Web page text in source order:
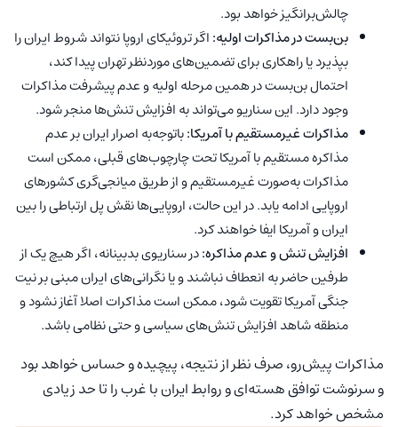
چالش‌برانگیز خواهد بود.
بن‌بست در مذاکرات اولیه:اگر تروئیکای اروپا نتواند شروط ایران را
بپذیرد یا راهکاری برای تضمین‌های موردنظر تهران پیدا کند،
احتمال بن‌بست در همین مرحله اولیه و عدم پیشرفت مذاکرات
وجود دارد. این سناریو می‌تواند به افزایش تنش‌ها منجر شود.
مذاکرات غیرمستقیم با آمریکا:باتوجه‌به اصرار ایران بر عدم
مذاکره مستقیم با آمریکا تحت چارچوب‌های قبلی، ممکن است
مذاکرات به‌صورت غیرمستقیم و از طریق میانجی‌گری کشورهای
اروپایی ادامه یابد. در این حالت، اروپایی‌ها نقش پل ارتباطی را بین
ایران و آمریکا ایفا خواهند کرد.
افزایش تنش و عدم مذاکره:در سناریوی بدبینانه، اگر هیچ یک از
طرفین حاضر به انعطاف نباشند و یا نگرانی‌های ایران مبنی بر نیت
جنگی آمریکا تقویت شود، ممکن است مذاکرات اصلا آغاز نشود و
منطقه شاهد افزایش تنش‌های سیاسی و حتی نظامی باشد.
مذاکرات پیش‌رو، صرف نظر از نتیجه، پیچیده و حساس خواهد بود
و سرنوشت توافق هسته‌ای و روابط ایران با غرب را تا حد زیادی
مشخص خواهد کرد.